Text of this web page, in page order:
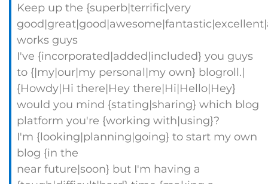
Keep up the {superb|terrific|very
works guys
I've {incorporated|added|included} you guys
to {|my|our|my personal|my own} blogroll.|
{Howdy|Hi there|Hey there|Hi|Hello|Hey}
would you mind {stating|sharing} which blog
platform you're {working with|using}?
I'm {looking|planning|going} to start my own
blog {in the
near future|soon} but I'm having a